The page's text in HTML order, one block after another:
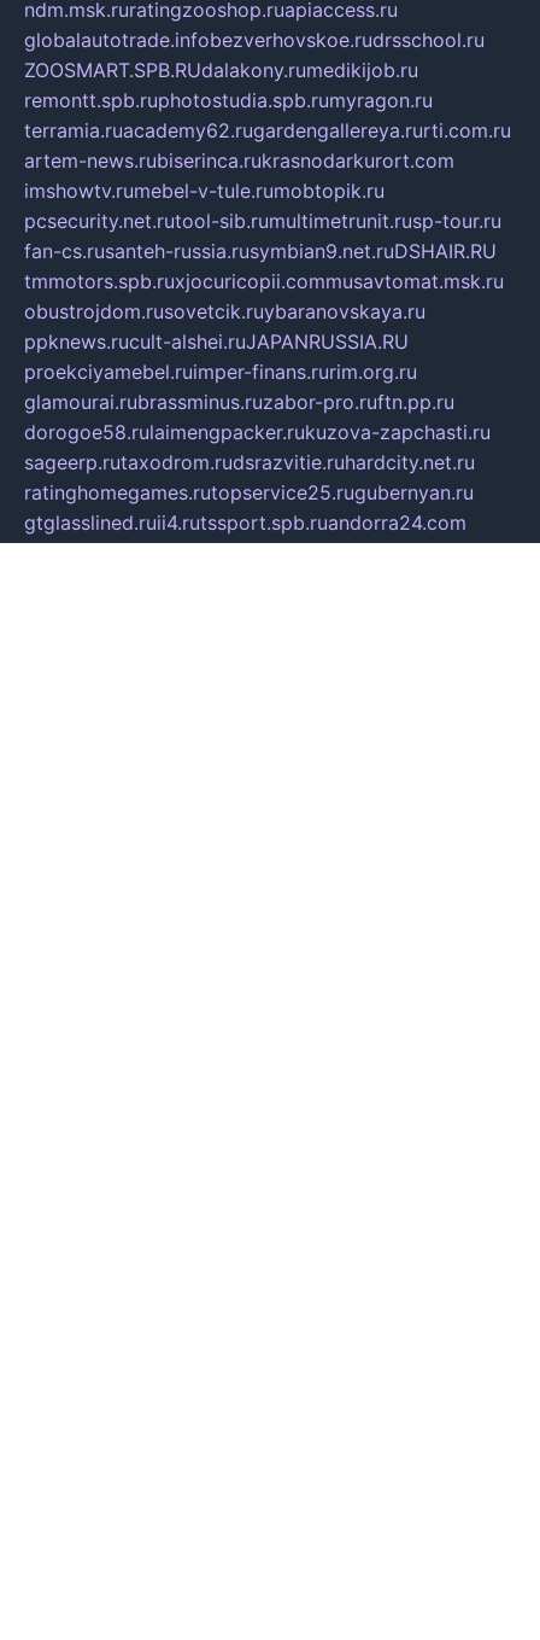
ndm.msk.ruratingzooshop.ruapiaccess.ru
globalautotrade.infobezverhovskoe.rudrsschool.ru
ZOOSMART.SPB.RUdalakony.rumedikijob.ru
remontt.spb.ruphotostudia.spb.rumyragon.ru
terramia.ruacademy62.rugardengallereya.rurti.com.ru
artem-news.rubiserinca.rukrasnodarkurort.com
imshowtv.rumebel-v-tule.rumobtopik.ru
pcsecurity.net.rutool-sib.rumultimetrunit.rusp-tour.ru
fan-cs.rusanteh-russia.rusymbian9.net.ruDSHAIR.RU
tmmotors.spb.ruxjocuricopii.commusavtomat.msk.ru
obustrojdom.rusovetcik.ruybaranovskaya.ru
ppknews.rucult-alshei.ruJAPANRUSSIA.RU
proekciyamebel.ruimper-finans.rurim.org.ru
glamourai.rubrassminus.ruzabor-pro.ruftn.pp.ru
dorogoe58.rulaimengpacker.rukuzova-zapchasti.ru
sageerp.rutaxodrom.rudsrazvitie.ruhardcity.net.ru
ratinghomegames.rutopservice25.rugubernyan.ru
gtglasslined.ruii4.rutssport.spb.ruandorra24.com